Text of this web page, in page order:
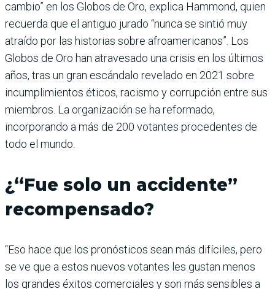
cambio” en los Globos de Oro, explica Hammond, quien
recuerda que el antiguo jurado “nunca se sintió muy
atraído por las historias sobre afroamericanos”. Los
Globos de Oro han atravesado una crisis en los últimos
años, tras un gran escándalo revelado en 2021 sobre
incumplimientos éticos, racismo y corrupción entre sus
miembros. La organización se ha reformado,
incorporando a más de 200 votantes procedentes de
todo el mundo.
¿“Fue solo un accidente”
recompensado?
“Eso hace que los pronósticos sean más difíciles, pero
se ve que a estos nuevos votantes les gustan menos
los grandes éxitos comerciales y son más sensibles a